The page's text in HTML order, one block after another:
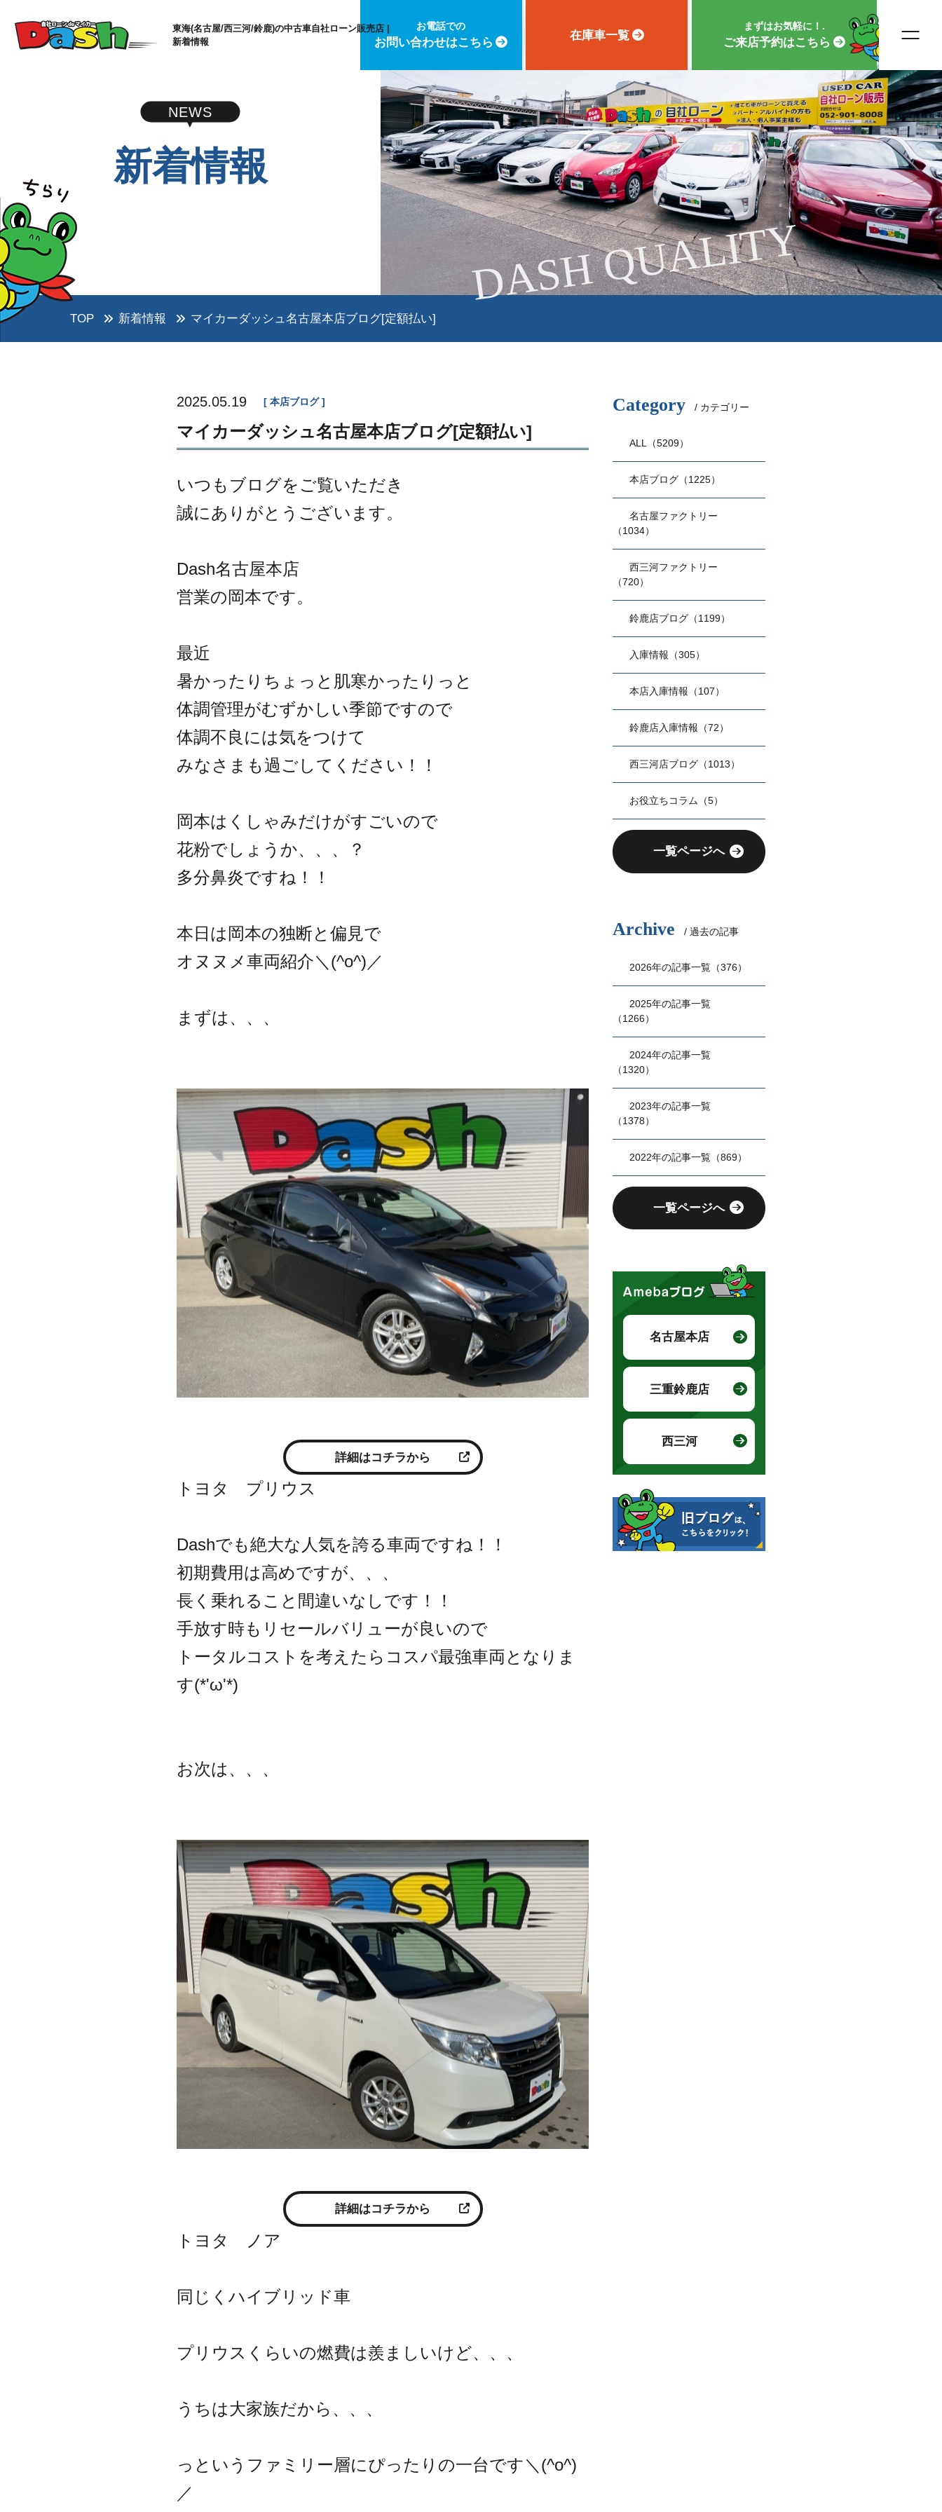
東海(名古屋/西三河/鈴鹿)の中古車自社ローン販売店 |
新着情報
お電話での
お問い合わせはこちら
在庫車一覧
まずはお気軽に！.
ご来店予約はこちら
DASH QUALITY
NEWS
新着情報
TOP 新着情報 マイカーダッシュ名古屋本店ブログ[定額払い]
2025.05.19 本店ブログ
マイカーダッシュ名古屋本店ブログ[定額払い]
いつもブログをご覧いただき
誠にありがとうございます。
Dash名古屋本店
営業の岡本です。
最近
暑かったりちょっと肌寒かったりっと
体調管理がむずかしい季節ですので
体調不良には気をつけて
みなさまも過ごしてください！！
岡本はくしゃみだけがすごいので
花粉でしょうか、、、？
多分鼻炎ですね！！
本日は岡本の独断と偏見で
オヌヌメ車両紹介＼(^o^)／
まずは、、、
詳細はコチラから
トヨタ プリウス
Dashでも絶大な人気を誇る車両ですね！！
初期費用は高めですが、、、
長く乗れること間違いなしです！！
手放す時もリセールバリューが良いので
トータルコストを考えたらコスパ最強車両となりま
す(*'ω'*)
お次は、、、
詳細はコチラから
トヨタ ノア
同じくハイブリッド車
プリウスくらいの燃費は羨ましいけど、、、
うちは大家族だから、、、
っというファミリー層にぴったりの一台です＼(^o^)
／
Category / カテゴリー
ALL（5209）
本店ブログ（1225）
名古屋ファクトリー
（1034）
西三河ファクトリー
（720）
鈴鹿店ブログ（1199）
入庫情報（305）
本店入庫情報（107）
鈴鹿店入庫情報（72）
西三河店ブログ（1013）
お役立ちコラム（5）
一覧ページへ
Archive / 過去の記事
2026年の記事一覧（376）
2025年の記事一覧
（1266）
2024年の記事一覧
（1320）
2023年の記事一覧
（1378）
2022年の記事一覧（869）
一覧ページへ
名古屋本店
三重鈴鹿店
西三河